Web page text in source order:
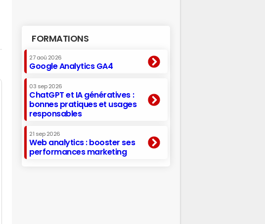
FORMATIONS
27 aoû 2026
Google Analytics GA4
03 sep 2026
ChatGPT et IA génératives :
bonnes pratiques et usages
responsables
21 sep 2026
Web analytics : booster ses
performances marketing